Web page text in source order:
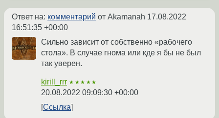
Ответ на: комментарий от Akamanah 17.08.2022
16:51:35 +00:00
Сильно зависит от собственно «рабочего
стола». В случае гнома или кде я бы не был
так уверен.
kirill_rrr ★★★★★
20.08.2022 09:09:30 +00:00
Ссылка